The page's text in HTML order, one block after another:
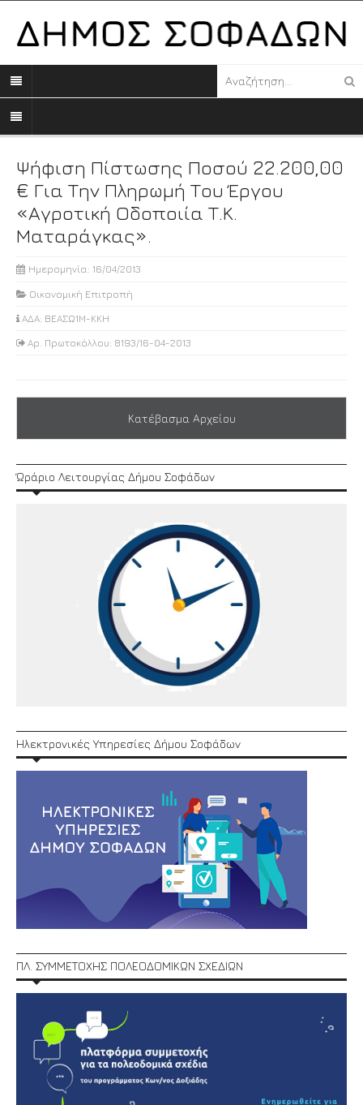
Ψήφιση Πίστωσης Ποσού 22.200,00
€ Για Την Πληρωμή Του Έργου
«Αγροτική Οδοποιία Τ.Κ.
Ματαράγκας».
Ημερομηνία: 16/04/2013
Οικονομική Επιτροπή
ΑΔΑ: ΒΕΑΣΩ1Μ-ΚΚΗ
Αρ. Πρωτοκόλλου: 8193/16-04-2013
Κατέβασμα Αρχείου
Ώράριο Λειτουργίας Δήμου Σοφάδων
Ηλεκτρονικές Υπηρεσίες Δήμου Σοφάδων
ΠΛ. ΣΥΜΜΕΤΟΧΗΣ ΠΟΛΕΟΔΟΜΙΚΩΝ ΣΧΕΔΙΩΝ